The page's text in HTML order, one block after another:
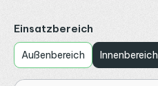
Einsatzbereich
Außenbereich Innenbereich